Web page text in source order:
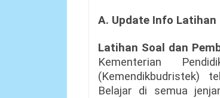
A. Update Info Latihan
Latihan Soal dan
Kementerian
(Kemendikbudristek)
Belajar di semua